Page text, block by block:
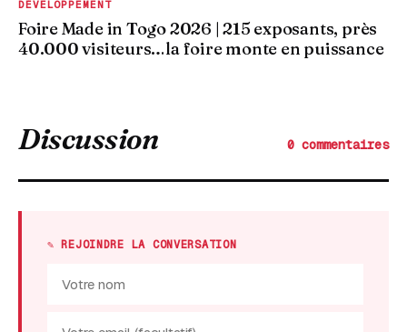
DÉVELOPPEMENT
Foire Made in Togo 2026 | 215 exposants, près
40.000 visiteurs…la foire monte en puissance
Discussion 0 commentaires
✎ REJOINDRE LA CONVERSATION